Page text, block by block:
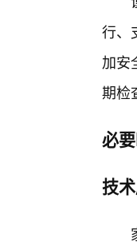
行、
加安
期检
必
技